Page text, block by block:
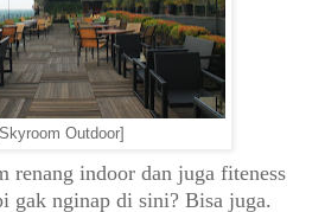
Outdoor]
renang indoor dan juga fiteness
gak nginap di sini? Bisa juga.